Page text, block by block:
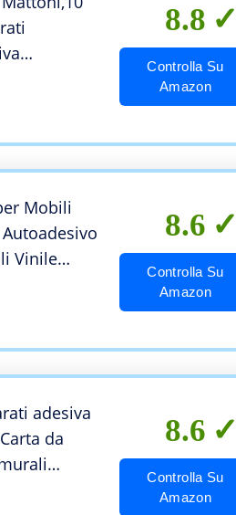
Parete
Wall
8.8
Controlla Su
Amazon
Mobili
Vinile
8.6
Controlla Su
Amazon
adesiva
da
8.6
Controlla Su
Amazon